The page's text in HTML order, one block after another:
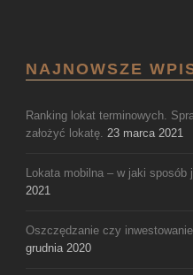
NAJNOWSZE
Ranking lokat terminowych.
założyć lokatę. 23 marca 2021
Lokata mobilna – w jaki sposób
2021
Oszczędzanie czy
grudnia 2020